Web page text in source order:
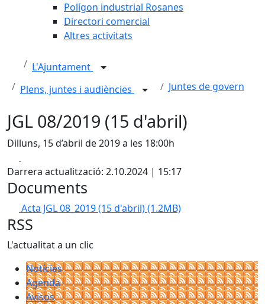
Polígon industrial Rosanes
Directori comercial
Altres activitats
L'Ajuntament
Plens, juntes i audiències
Juntes de govern
JGL 08/2019 (15 d'abril)
Dilluns, 15 d’abril de 2019 a les 18:00h
Darrera actualització: 2.10.2024 | 15:17
Documents
Acta JGL 08_2019 (15 d'abril)(1.2MB)
RSS
L'actualitat a un clic
Notícies
Agenda
Avisos